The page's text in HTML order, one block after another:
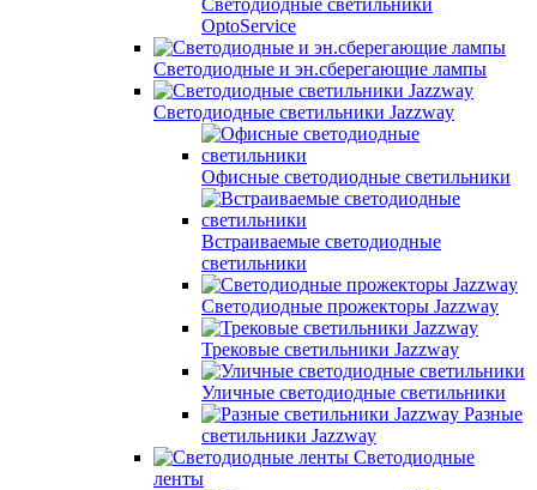
OptoService
Светодиодные и эн.сберегающие лампы
Светодиодные светильники Jazzway
Офисные светодиодные светильники
Встраиваемые светодиодные
светильники
Светодиодные прожекторы Jazzway
Трековые светильники Jazzway
Уличные светодиодные светильники
Разные
светильники Jazzway
Светодиодные
ленты